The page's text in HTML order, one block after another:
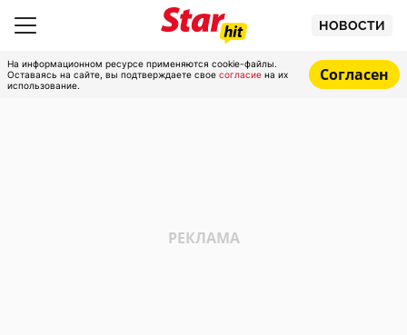
НОВОСТИ
На информационном ресурсе применяются cookie-файлы.
Оставаясь на сайте, вы подтверждаете свое согласие на их
использование.
Согласен